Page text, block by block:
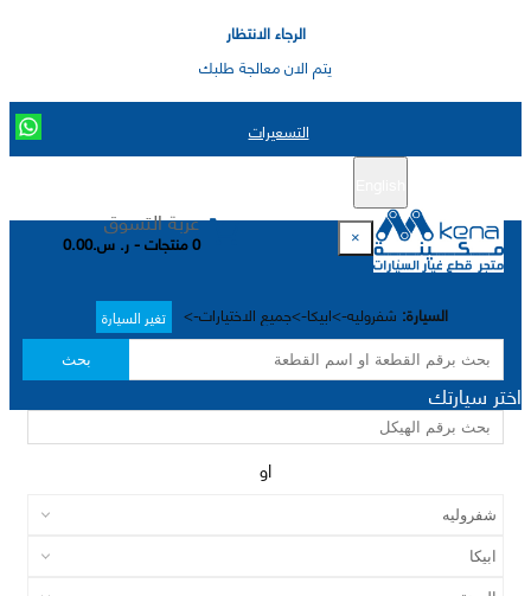
الرجاء الانتظار
يتم الان معالجة طلبك
التسعيرات
عربة التسوق
0 منتجات - ر. س.0.00
السيارة: شفروليه->ابيكا->جميع الاختيارات-> تغير السيارة
بحث
×
اختر سيارتك
او